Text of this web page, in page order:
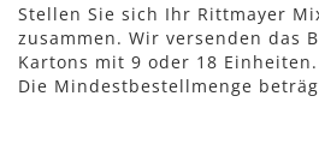
Stellen Sie sich Ihr Rittmayer
zusammen. Wir versenden das
Kartons mit 9 oder 18 Einheiten.
Die Mindestbestellmenge